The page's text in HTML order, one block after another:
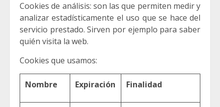
Cookies de análisis: son las que permiten medir y
analizar estadísticamente el uso que se hace del
servicio prestado. Sirven por ejemplo para saber
quién visita la web.
Cookies que usamos:
Nombre Expiración Finalidad